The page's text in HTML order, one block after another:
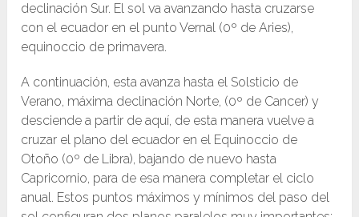
declinación Sur. El sol va avanzando hasta cruzarse
con el ecuador en el punto Vernal (0º de Aries),
equinoccio de primavera.
A continuación, esta avanza hasta el Solsticio de
Verano, máxima declinación Norte, (0º de Cancer) y
desciende a partir de aquí, de esta manera vuelve a
cruzar el plano del ecuador en el Equinoccio de
Otoño (0º de Libra), bajando de nuevo hasta
Capricornio, para de esa manera completar el ciclo
anual. Estos puntos máximos y mínimos del paso del